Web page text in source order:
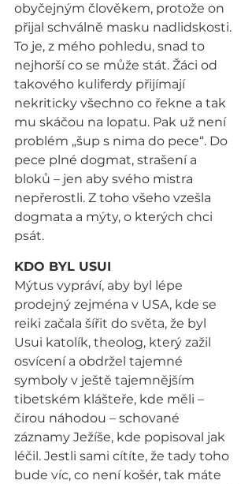
obyčejným člověkem, protože on
přijal schválně masku nadlidskosti.
To je, z mého pohledu, snad to
nejhorší co se může stát. Žáci od
takového kuliferdy přijímají
nekriticky všechno co řekne a tak
mu skáčou na lopatu. Pak už není
problém „šup s nima do pece“. Do
pece plné dogmat, strašení a
bloků – jen aby svého mistra
nepřerostli. Z toho všeho vzešla
dogmata a mýty, o kterých chci
psát.
KDO BYL USUI
Mýtus vypráví, aby byl lépe
prodejný zejména v USA, kde se
reiki začala šířit do světa, že byl
Usui katolík, theolog, který zažil
osvícení a obdržel tajemné
symboly v ještě tajemnějším
tibetském klášteře, kde měli –
čirou náhodou – schované
záznamy Ježíše, kde popisoval jak
léčil. Jestli sami cítíte, že tady toho
bude víc, co není košér, tak máte